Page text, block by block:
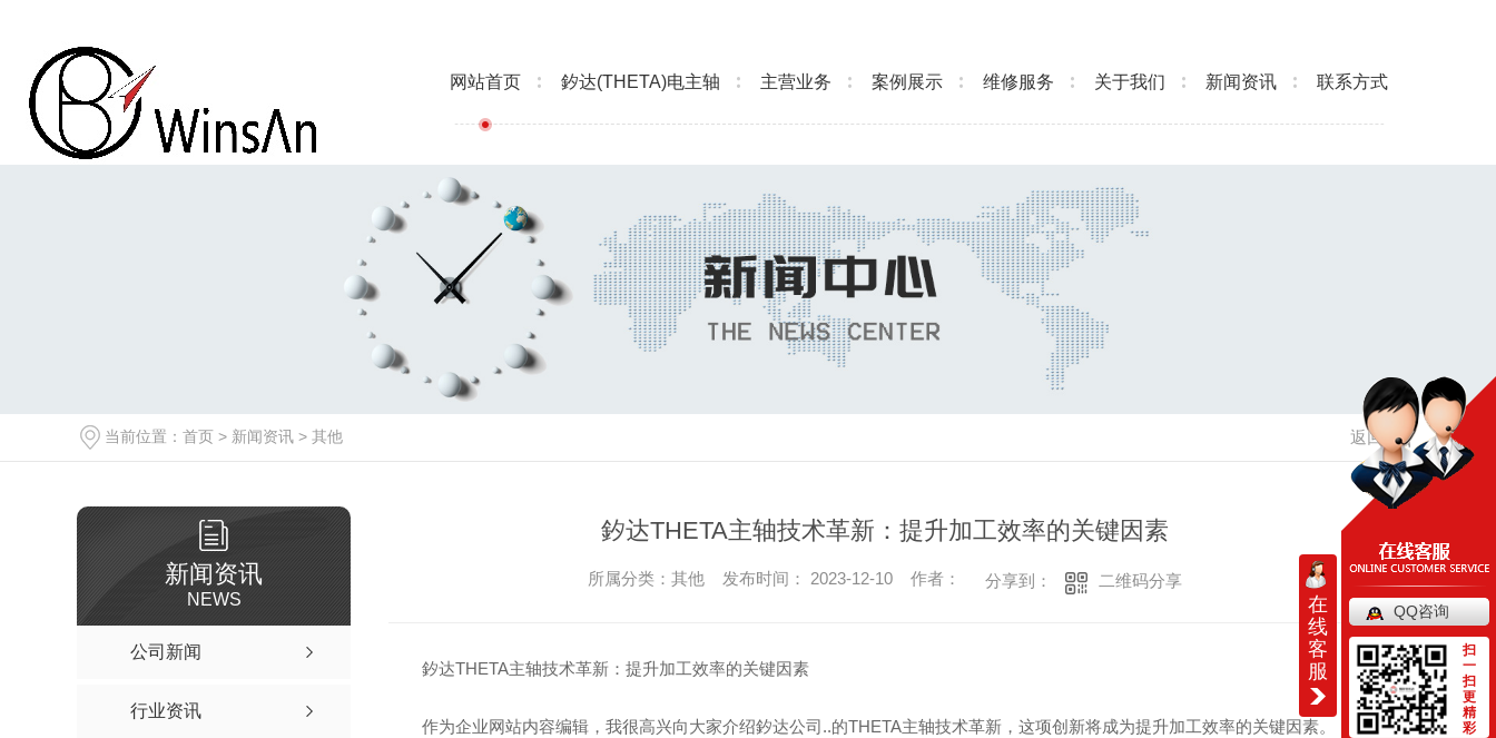
网站首页 釸达(THETA)电主轴 主营业务 案例展示 维修服务 关于我们 新闻资讯 联系方式
当前位置： 首页 > 新闻资讯 > 其他 返回
新闻资讯
NEWS
公司新闻
行业资讯
釸达THETA主轴技术革新：提升加工效率的关键因素
所属分类：其他 发布时间： 2023-12-10 作者： 分享到： 二维码分享
釸达THETA主轴技术革新：提升加工效率的关键因素
作为企业网站内容编辑，我很高兴向大家介绍釸达公司..的THETA主轴技术革新，这项创新将成为提升加工效率的关键因素。
在
线
客
服
QQ咨询
扫
一
扫
更
精
彩